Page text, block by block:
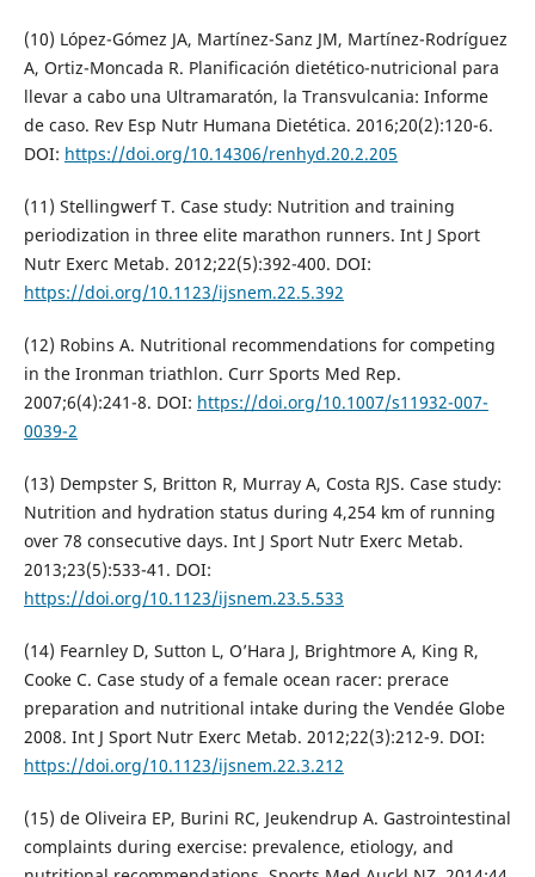
(10) López-Gómez JA, Martínez-Sanz JM, Martínez-Rodríguez
A, Ortiz-Moncada R. Planificación dietético-nutricional para
llevar a cabo una Ultramaratón, la Transvulcania: Informe
de caso. Rev Esp Nutr Humana Dietética. 2016;20(2):120-6.
DOI: https://doi.org/10.14306/renhyd.20.2.205
(11) Stellingwerf T. Case study: Nutrition and training
periodization in three elite marathon runners. Int J Sport
Nutr Exerc Metab. 2012;22(5):392-400. DOI:
https://doi.org/10.1123/ijsnem.22.5.392
(12) Robins A. Nutritional recommendations for competing
in the Ironman triathlon. Curr Sports Med Rep.
2007;6(4):241-8. DOI: https://doi.org/10.1007/s11932-007-
0039-2
(13) Dempster S, Britton R, Murray A, Costa RJS. Case study:
Nutrition and hydration status during 4,254 km of running
over 78 consecutive days. Int J Sport Nutr Exerc Metab.
2013;23(5):533-41. DOI:
https://doi.org/10.1123/ijsnem.23.5.533
(14) Fearnley D, Sutton L, O’Hara J, Brightmore A, King R,
Cooke C. Case study of a female ocean racer: prerace
preparation and nutritional intake during the Vendée Globe
2008. Int J Sport Nutr Exerc Metab. 2012;22(3):212-9. DOI:
https://doi.org/10.1123/ijsnem.22.3.212
(15) de Oliveira EP, Burini RC, Jeukendrup A. Gastrointestinal
complaints during exercise: prevalence, etiology, and